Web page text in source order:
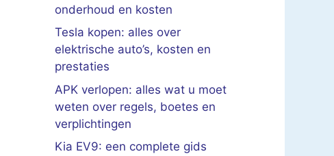
onderhoud en kosten
Tesla kopen: alles over
elektrische auto’s, kosten en
prestaties
APK verlopen: alles wat u moet
weten over regels, boetes en
verplichtingen
Kia EV9: een complete gids